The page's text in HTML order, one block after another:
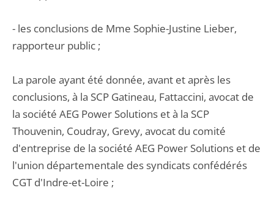
- les conclusions de Mme Sophie-Justine Lieber,
rapporteur public ;
La parole ayant été donnée, avant et après les
conclusions, à la SCP Gatineau, Fattaccini, avocat de
la société AEG Power Solutions et à la SCP
Thouvenin, Coudray, Grevy, avocat du comité
d'entreprise de la société AEG Power Solutions et de
l'union départementale des syndicats confédérés
CGT d'Indre-et-Loire ;